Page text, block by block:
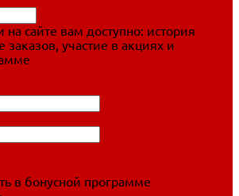
на сайте вам доступно: история
заказов, участие в акциях и
в бонусной программе